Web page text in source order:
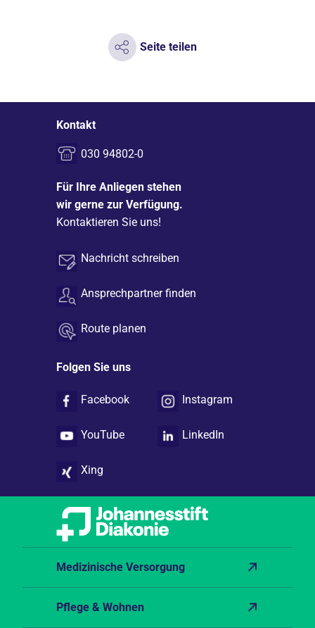
Seite teilen
Kontakt
030 94802-0
Für Ihre Anliegen stehen
wir gerne zur Verfügung.
Kontaktieren Sie uns!
Nachricht schreiben
Ansprechpartner finden
Route planen
Folgen Sie uns
Facebook Instagram
YouTube LinkedIn
Xing
Medizinische Versorgung
Pflege & Wohnen